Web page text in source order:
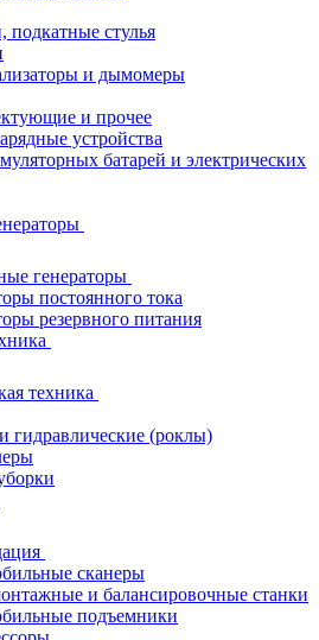
подкатные стулья
и дымомеры
и прочее
устройства
батарей и электрических
генераторы
постоянного тока
резервного питания
техника
гидравлические (роклы)
сканеры
и балансировочные станки
подъемники